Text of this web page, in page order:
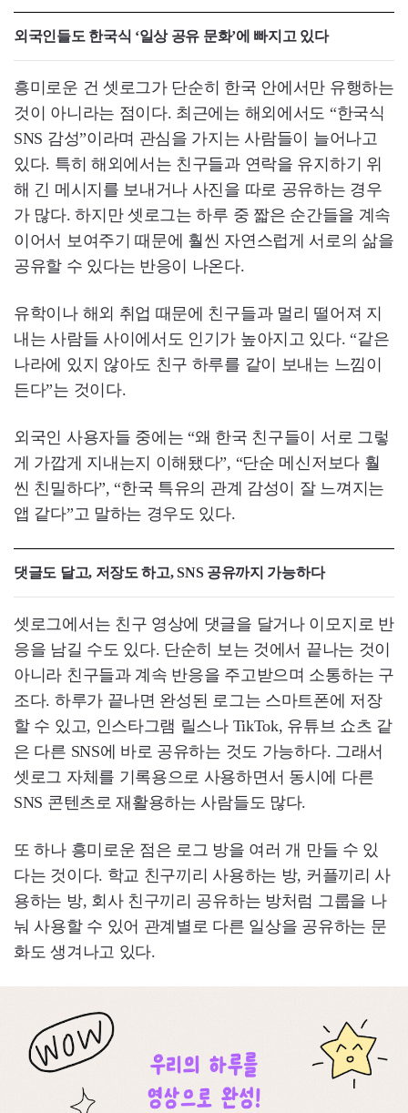
외국인들도 한국식 ‘일상 공유 문화’에 빠지고 있다
흥미로운 건 셋로그가 단순히 한국 안에서만 유행하는
것이 아니라는 점이다. 최근에는 해외에서도 “한국식
SNS 감성”이라며 관심을 가지는 사람들이 늘어나고
있다. 특히 해외에서는 친구들과 연락을 유지하기 위
해 긴 메시지를 보내거나 사진을 따로 공유하는 경우
가 많다. 하지만 셋로그는 하루 중 짧은 순간들을 계속
이어서 보여주기 때문에 훨씬 자연스럽게 서로의 삶을
공유할 수 있다는 반응이 나온다.
유학이나 해외 취업 때문에 친구들과 멀리 떨어져 지
내는 사람들 사이에서도 인기가 높아지고 있다. “같은
나라에 있지 않아도 친구 하루를 같이 보내는 느낌이
든다”는 것이다.
외국인 사용자들 중에는 “왜 한국 친구들이 서로 그렇
게 가깝게 지내는지 이해됐다”, “단순 메신저보다 훨
씬 친밀하다”, “한국 특유의 관계 감성이 잘 느껴지는
앱 같다”고 말하는 경우도 있다.
댓글도 달고, 저장도 하고, SNS 공유까지 가능하다
셋로그에서는 친구 영상에 댓글을 달거나 이모지로 반
응을 남길 수도 있다. 단순히 보는 것에서 끝나는 것이
아니라 친구들과 계속 반응을 주고받으며 소통하는 구
조다. 하루가 끝나면 완성된 로그는 스마트폰에 저장
할 수 있고, 인스타그램 릴스나 TikTok, 유튜브 쇼츠 같
은 다른 SNS에 바로 공유하는 것도 가능하다. 그래서
셋로그 자체를 기록용으로 사용하면서 동시에 다른
SNS 콘텐츠로 재활용하는 사람들도 많다.
또 하나 흥미로운 점은 로그 방을 여러 개 만들 수 있
다는 것이다. 학교 친구끼리 사용하는 방, 커플끼리 사
용하는 방, 회사 친구끼리 공유하는 방처럼 그룹을 나
눠 사용할 수 있어 관계별로 다른 일상을 공유하는 문
화도 생겨나고 있다.